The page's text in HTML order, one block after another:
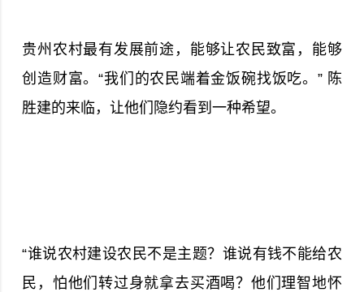
贵州农村最有发展前途，能够让农民致富，能够
创造财富。“我们的农民端着金饭碗找饭吃。” 陈
胜建的来临，让他们隐约看到一种希望。
“谁说农村建设农民不是主题？谁说有钱不能给农
民，怕他们转过身就拿去买酒喝？他们理智地怀